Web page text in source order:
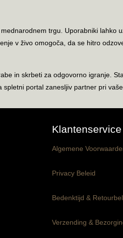
trgu. Uporabniki lahko
v živo omogoča, da se hitro
in skrbeti za odgovorno igranje.
portal zanesljiv partner pri
Klantenservice
Algemene
Privacy Beleid
Bedenktijd &
Verzending &